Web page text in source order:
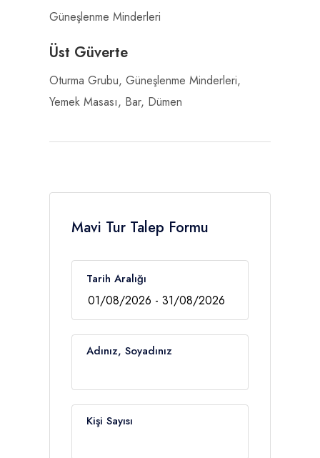
Güneşlenme Minderleri
Üst Güverte
Oturma Grubu, Güneşlenme Minderleri,
Yemek Masası, Bar, Dümen
Mavi Tur Talep Formu
Tarih Aralığı
Adınız, Soyadınız
Kişi Sayısı